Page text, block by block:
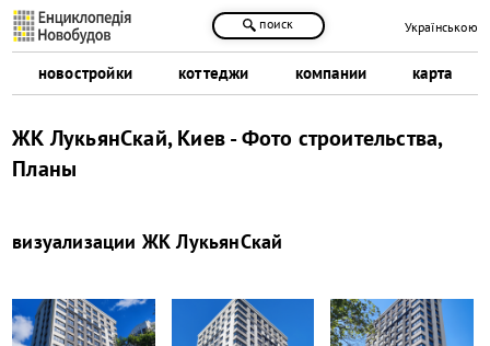
новостройки коттеджи компании карта
поиск Українською
ЖК ЛукьянСкай, Киев - Фото строительства,
Планы
визуализации ЖК ЛукьянСкай